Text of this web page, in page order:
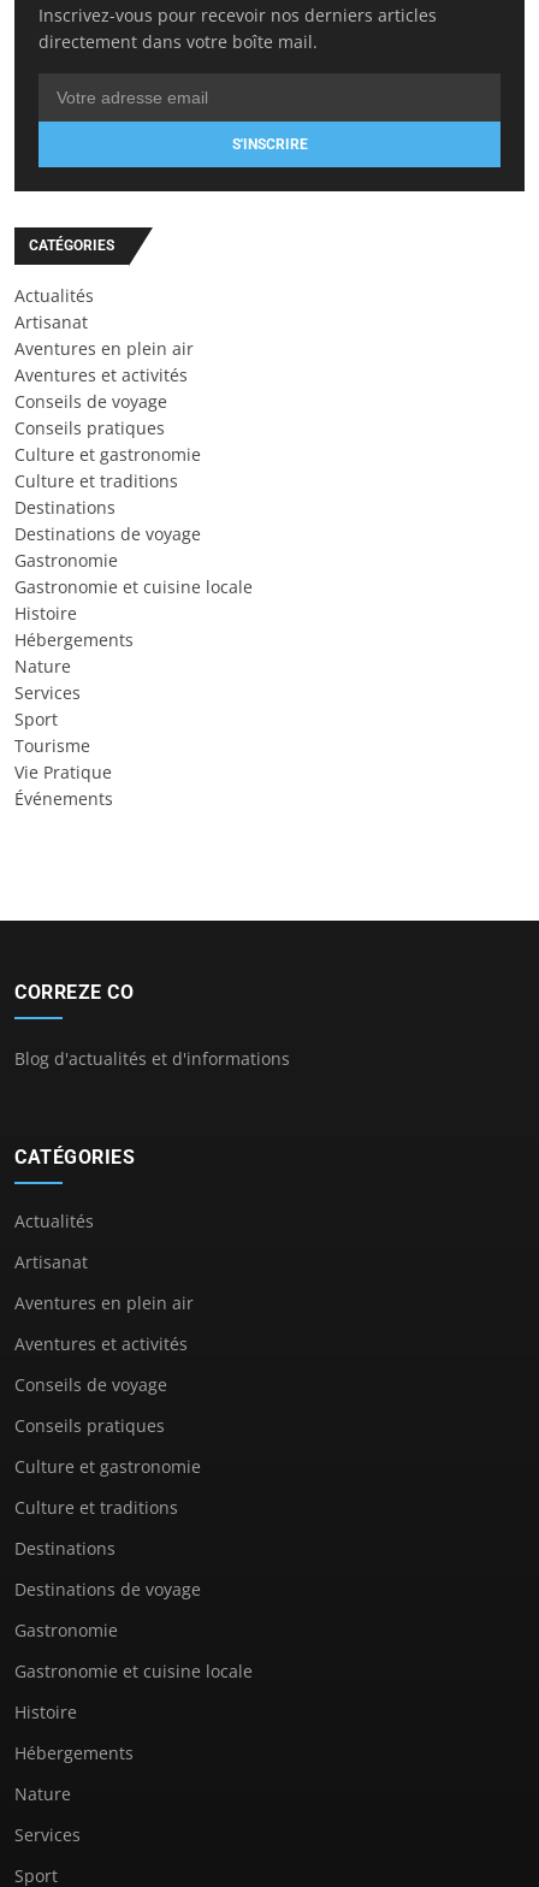
Inscrivez-vous pour recevoir nos derniers articles
directement dans votre boîte mail.
S'INSCRIRE
CATÉGORIES
Actualités
Artisanat
Aventures en plein air
Aventures et activités
Conseils de voyage
Conseils pratiques
Culture et gastronomie
Culture et traditions
Destinations
Destinations de voyage
Gastronomie
Gastronomie et cuisine locale
Histoire
Hébergements
Nature
Services
Sport
Tourisme
Vie Pratique
Événements
CORREZE CO
Blog d'actualités et d'informations
CATÉGORIES
Actualités
Artisanat
Aventures en plein air
Aventures et activités
Conseils de voyage
Conseils pratiques
Culture et gastronomie
Culture et traditions
Destinations
Destinations de voyage
Gastronomie
Gastronomie et cuisine locale
Histoire
Hébergements
Nature
Services
Sport